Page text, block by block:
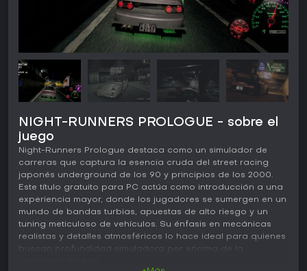
NIGHT-RUNNERS PROLOGUE - sobre el
juego
Night-Runners Prologue destaca como un simulador de
carreras que captura la esencia cruda del street racing
japonés underground de los 90 y principios de los 2000.
Este título gratuito para PC actúa como introducción a una
experiencia mayor, donde los jugadores se sumergen en un
mundo de bandas turbias, apuestas de alto riesgo y un
tuning meticuloso de vehículos. Su énfasis en mecánicas
realistas y detalles atmosféricos lo hace ideal para quienes
buscan profundidad simuladora por encima de la